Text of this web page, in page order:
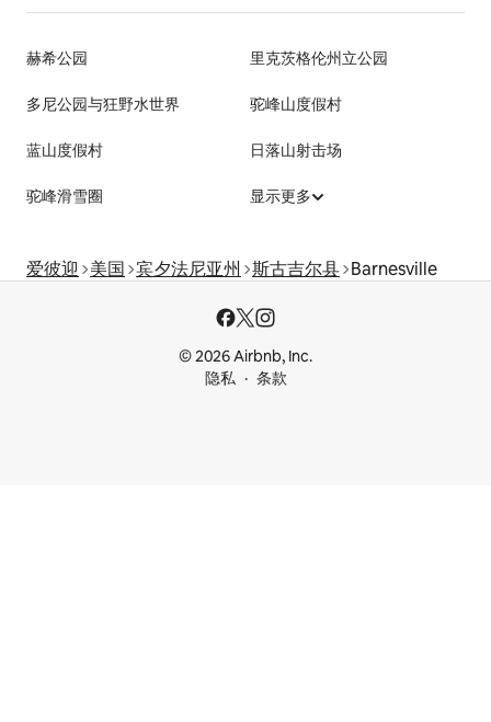
赫希公园 里克茨格伦州立公园
多尼公园与狂野水世界 驼峰山度假村
蓝山度假村 日落山射击场
驼峰滑雪圈 显示更多
爱彼迎 美国 宾夕法尼亚州 斯古吉尔县 Barnesville
© 2026 Airbnb, Inc.
隐私
条款